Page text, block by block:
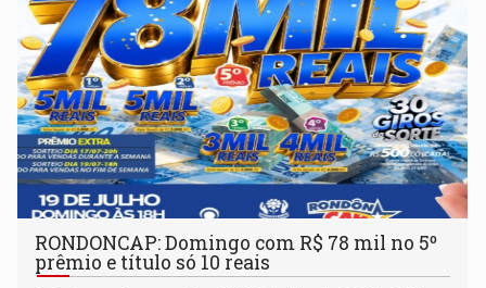
RONDONCAP: Domingo com R$ 78 mil no 5º
prêmio e título só 10 reais